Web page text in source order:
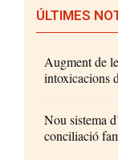
ÚLTIMES
Augment de
intoxicacions
Nou sistema
conciliació